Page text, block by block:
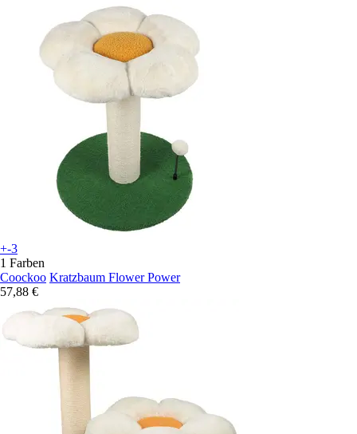
+-3
1 Farben
Coockoo Kratzbaum Flower Power
57,88 €